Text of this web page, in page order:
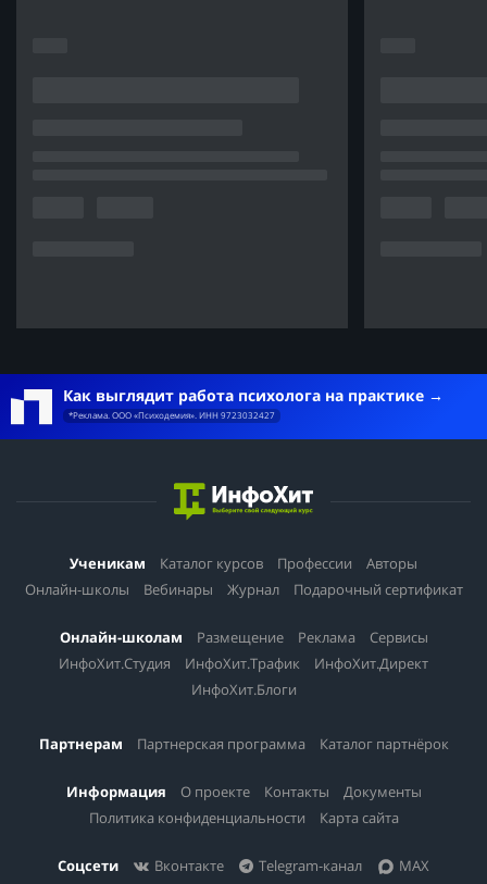
Как выглядит работа психолога на практике
*Реклама. ООО «Психодемия». ИНН 9723032427
Ученикам Каталог курсов Профессии
Авторы
Онлайн-школы
Вебинары Журнал Подарочный сертификат
Онлайн-школам Размещение Реклама
Сервисы
ИнфоХит.Студия
ИнфоХит.Трафик
ИнфоХит.Директ
ИнфоХит.Блоги
Партнерам Партнерская программа Каталог партнёрок
Информация О проекте Контакты
Документы
Политика конфиденциальности
Карта сайта
Соцсети Вконтакте Telegram-канал
MAX